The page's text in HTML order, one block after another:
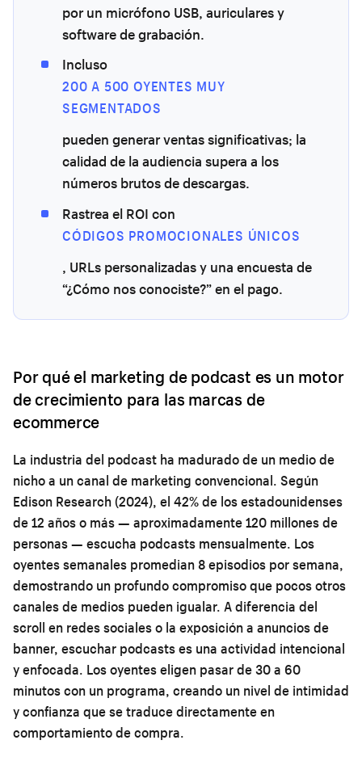
por un micrófono USB, auriculares y
software de grabación.
Incluso
200 A 500 OYENTES MUY
SEGMENTADOS
pueden generar ventas significativas; la
calidad de la audiencia supera a los
números brutos de descargas.
Rastrea el ROI con
CÓDIGOS PROMOCIONALES ÚNICOS
, URLs personalizadas y una encuesta de
“¿Cómo nos conociste?” en el pago.
Por qué el marketing de podcast es un motor
de crecimiento para las marcas de
ecommerce
La industria del podcast ha madurado de un medio de
nicho a un canal de marketing convencional. Según
Edison Research (2024), el 42% de los estadounidenses
de 12 años o más — aproximadamente 120 millones de
personas — escucha podcasts mensualmente. Los
oyentes semanales promedian 8 episodios por semana,
demostrando un profundo compromiso que pocos otros
canales de medios pueden igualar. A diferencia del
scroll en redes sociales o la exposición a anuncios de
banner, escuchar podcasts es una actividad intencional
y enfocada. Los oyentes eligen pasar de 30 a 60
minutos con un programa, creando un nivel de intimidad
y confianza que se traduce directamente en
comportamiento de compra.